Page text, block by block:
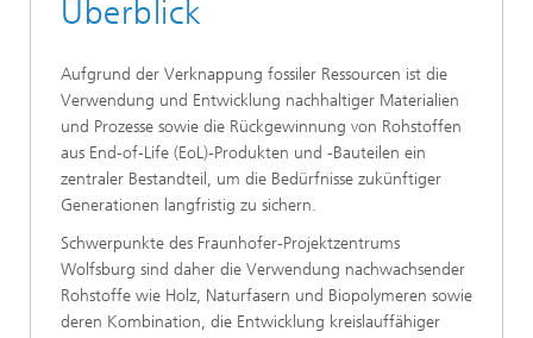
Überblick
Aufgrund der Verknappung fossiler Ressourcen ist die
Verwendung und Entwicklung nachhaltiger Materialien
und Prozesse sowie die Rückgewinnung von Rohstoffen
aus End-of-Life (EoL)-Produkten und -Bauteilen ein
zentraler Bestandteil, um die Bedürfnisse zukünftiger
Generationen langfristig zu sichern.
Schwerpunkte des Fraunhofer-Projektzentrums
Wolfsburg sind daher die Verwendung nachwachsender
Rohstoffe wie Holz, Naturfasern und Biopolymeren sowie
deren Kombination, die Entwicklung kreislauffähiger